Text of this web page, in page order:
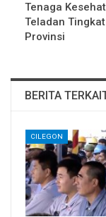
Tenaga
Teladan Tingkat
Provinsi
BERITA
CILEGON